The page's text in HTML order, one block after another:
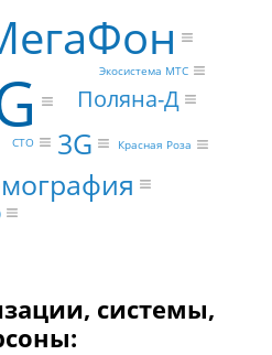
3G
Поляна-Д
Красная Роза
Экосистема МТС
CTO
системы,